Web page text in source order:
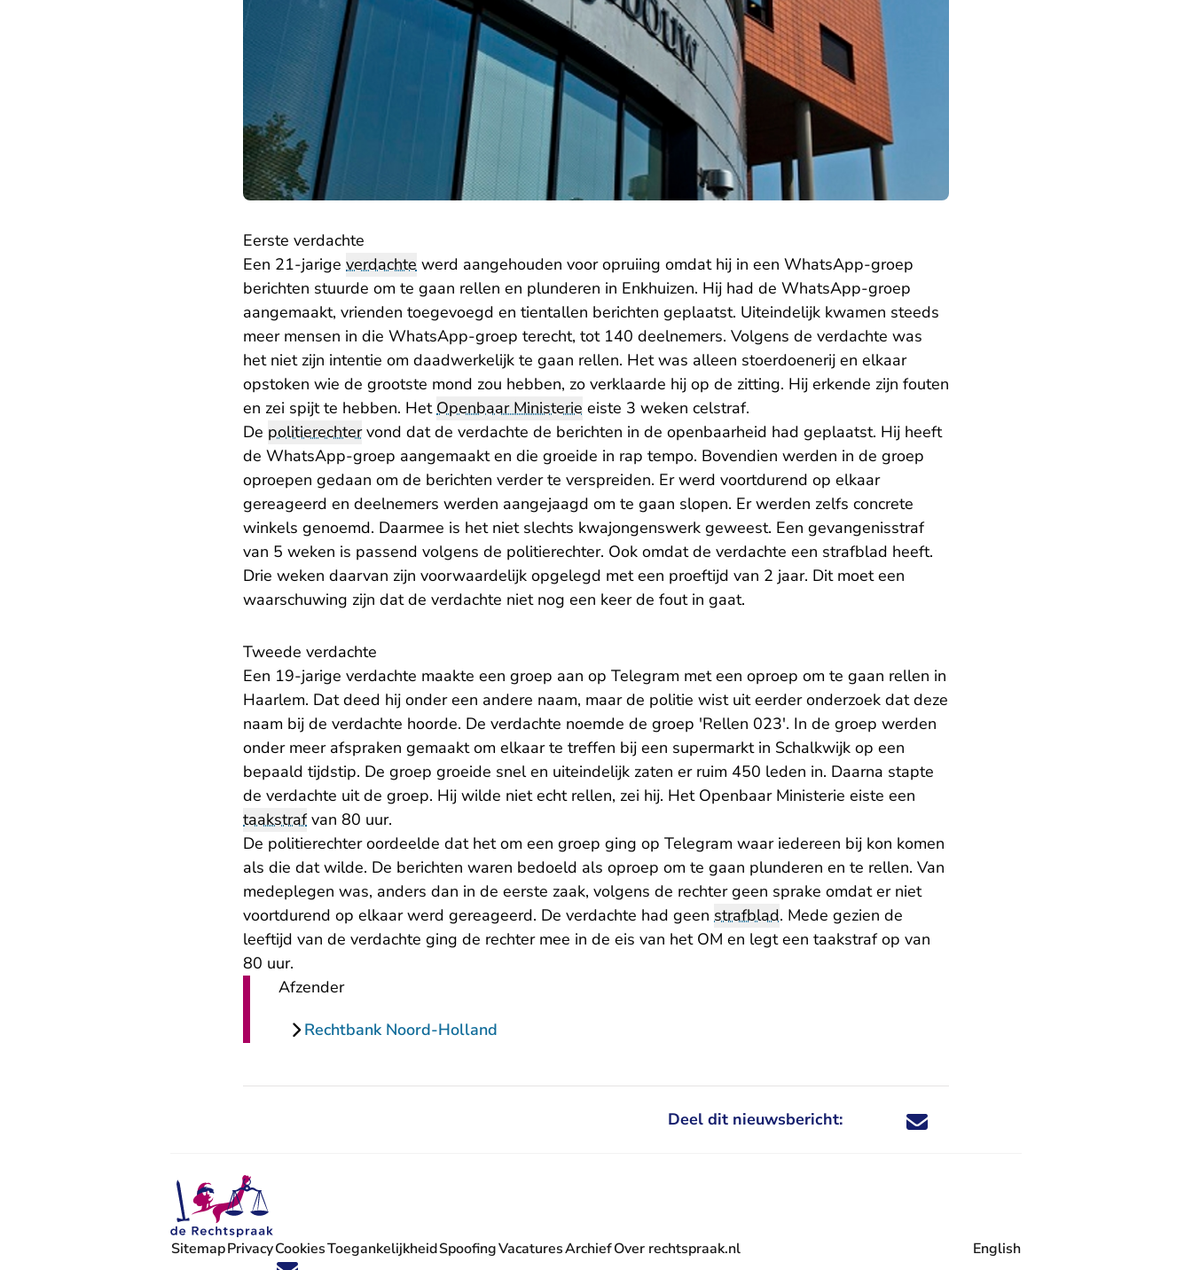
Eerste verdachte
Een 21-jarige verdachte werd aangehouden voor opruiing omdat hij in een WhatsApp-groep
berichten stuurde om te gaan rellen en plunderen in Enkhuizen. Hij had de WhatsApp-groep
aangemaakt, vrienden toegevoegd en tientallen berichten geplaatst. Uiteindelijk kwamen steeds
meer mensen in die WhatsApp-groep terecht, tot 140 deelnemers. Volgens de verdachte was
het niet zijn intentie om daadwerkelijk te gaan rellen. Het was alleen stoerdoenerij en elkaar
opstoken wie de grootste mond zou hebben, zo verklaarde hij op de zitting. Hij erkende zijn fouten
en zei spijt te hebben. HetOpenbaar Ministerie eiste 3 weken celstraf.
De politierechtervond dat de verdachte de berichten in de openbaarheid had geplaatst. Hij heeft
de WhatsApp-groep aangemaakt en die groeide in rap tempo. Bovendien werden in de groep
oproepen gedaan om de berichten verder te verspreiden. Er werd voortdurend op elkaar
gereageerd en deelnemers werden aangejaagd om te gaan slopen. Er werden zelfs concrete
winkels genoemd. Daarmee is het niet slechts kwajongenswerk geweest. Een gevangenisstraf
van 5 weken is passend volgens de politierechter. Ook omdat de verdachte een strafblad heeft.
Drie weken daarvan zijn voorwaardelijk opgelegd met een proeftijd van 2 jaar. Dit moet een
waarschuwing zijn dat de verdachte niet nog een keer de fout in gaat.
Tweede verdachte
Een 19-jarige verdachte maakte een groep aan op Telegram met een oproep om te gaan rellen in
Haarlem. Dat deed hij onder een andere naam, maar de politie wist uit eerder onderzoek dat deze
naam bij de verdachte hoorde. De verdachte noemde de groep 'Rellen 023'. In de groep werden
onder meer afspraken gemaakt om elkaar te treffen bij een supermarkt in Schalkwijk op een
bepaald tijdstip. De groep groeide snel en uiteindelijk zaten er ruim 450 leden in. Daarna stapte
de verdachte uit de groep. Hij wilde niet echt rellen, zei hij. Het Openbaar Ministerie eiste een
taakstrafvan 80 uur.
De politierechter oordeelde dat het om een groep ging op Telegram waar iedereen bij kon komen
als die dat wilde. De berichten waren bedoeld als oproep om te gaan plunderen en te rellen. Van
medeplegen was, anders dan in de eerste zaak, volgens de rechter geen sprake omdat er niet
voortdurend op elkaar werd gereageerd. De verdachte had geen strafblad. Mede gezien de
leeftijd van de verdachte ging de rechter mee in de eis van het OM en legt een taakstraf op van
80 uur.
Afzender
Rechtbank Noord-Holland
Deel dit nieuwsbericht: Deel dit nieuwsbericht via X - U verlaat
Deel dit nieuwsbericht via Facebook - U
Deel dit nieuwsbericht via e-mail
Deel dit nieuwsbericht via LinkedIn - U
SitemapPrivacyCookiesToegankelijkheidSpoofingVacatures
- U verlaat Rechtspraak.nl
ArchiefOver rechtspraak.nl English